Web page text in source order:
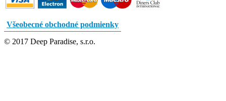
Všeobecné obchodné podmienky
© 2017 Deep Paradise, s.r.o.